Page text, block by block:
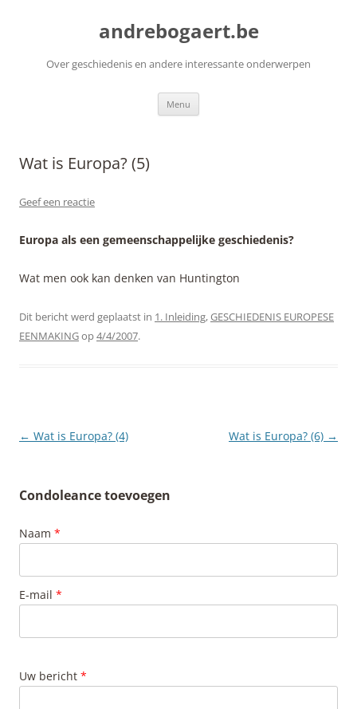
andrebogaert.be
Over geschiedenis en andere interessante onderwerpen
Menu
Wat is Europa? (5)
Geef een reactie
Europa als een gemeenschappelijke geschiedenis?
Wat men ook kan denken van Huntington
Dit bericht werd geplaatst in 1. Inleiding,GESCHIEDENIS EUROPESE
EENMAKINGop4/4/2007.
Berichtnavigatie
← Wat is Europa? (4) Wat is Europa? (6) →
Condoleance toevoegen
Naam *
E-mail *
Uw bericht *